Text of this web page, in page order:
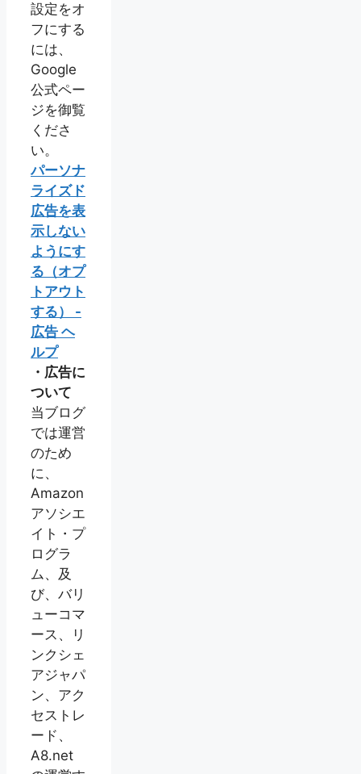
設定をオ
フにする
には、
Google
公式ペー
ジを御覧
くださ
い。
パーソナ
ライズド
広告を表
示しない
ようにす
る（オプ
トアウト
する） -
広告 ヘ
ルプ
・広告に
ついて
当ブログ
では運営
のため
に、
Amazon
アソシエ
イト・プ
ログラ
ム、及
び、バリ
ューコマ
ース、リ
ンクシェ
アジャパ
ン、アク
セストレ
ード、
A8.net